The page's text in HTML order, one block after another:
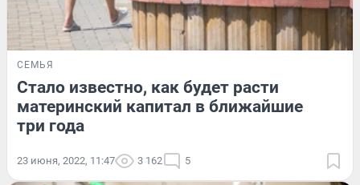
СЕМЬЯ
Стало известно, как будет расти
материнский капитал в ближайшие
три года
23 июня, 2022, 11:47 3 162 5